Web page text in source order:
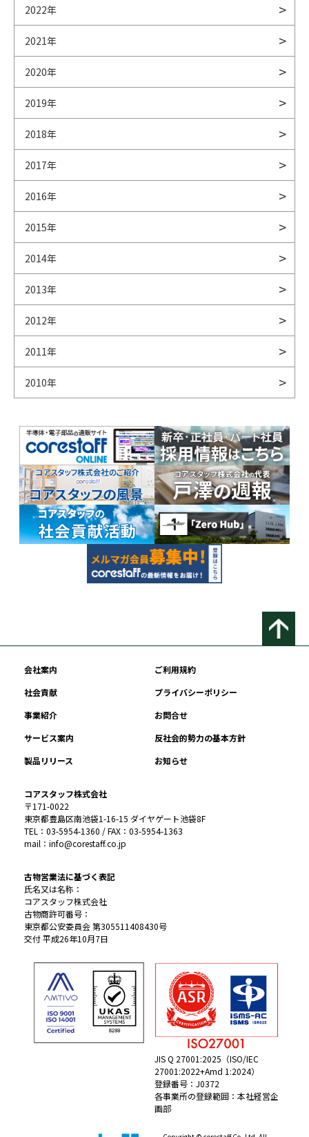
2022年
2021年
2020年
2019年
2018年
2017年
2016年
2015年
2014年
2013年
2012年
2011年
2010年
会社案内
ご利用規約
社会貢献
プライバシーポリシー
事業紹介
お問合せ
サービス案内
反社会的勢力の基本方針
製品リリース
お知らせ
コアスタッフ株式会社
〒171-0022
東京都豊島区南池袋1-16-15 ダイヤゲート池袋8F
TEL：03-5954-1360 / FAX：03-5954-1363
mail：info@corestaff.co.jp
古物営業法に基づく表記
氏名又は名称：
コアスタッフ株式会社
古物商許可番号：
東京都公安委員会 第305511408430号
交付 平成26年10月7日
JIS Q 27001:2025（ISO/IEC
27001:2022+Amd 1:2024）
登録番号：J0372
各事業所の登録範囲：本社経営企
画部